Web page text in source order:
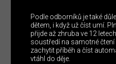
Podle odborníků je také
dětem, i když už číst umí.
přijde až zhruba ve 12
soustředí na samotné
zachytit příběh a číst
vtáhl do děje.